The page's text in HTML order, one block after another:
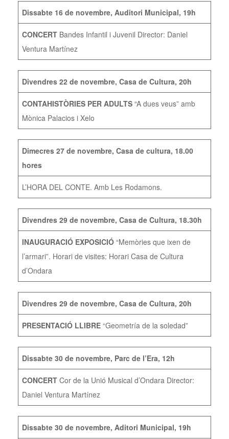
Dissabte 16 de novembre, Auditori Municipal, 19h
CONCERT Bandes Infantil i Juvenil Director: Daniel
Ventura Martínez
Divendres 22 de novembre, Casa de Cultura, 20h
CONTAHISTÒRIES PER ADULTS “A dues veus” amb
Mònica Palacios i Xelo
Dimecres 27 de novembre, Casa de cultura, 18.00
hores
L’HORA DEL CONTE. Amb Les Rodamons.
Divendres 29 de novembre, Casa de Cultura, 18.30h
INAUGURACIÓ EXPOSICIÓ “Memòries que ixen de
l’armari”. Horari de visites: Horari Casa de Cultura
d’Ondara
Divendres 29 de novembre, Casa de Cultura, 20h
PRESENTACIÓ LLIBRE “Geometría de la soledad”
Dissabte 30 de novembre, Parc de l’Era, 12h
CONCERT Cor de la Unió Musical d’Ondara Director:
Daniel Ventura Martínez
Dissabte 30 de novembre, Aditori Municipal, 19h